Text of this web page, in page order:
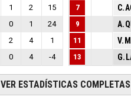
1 2
15
0 1
24
2 4
1
0 4 -4
7
C.
9
A.
11
V.
13
G.
VER ESTADÍSTICAS COMPLETAS